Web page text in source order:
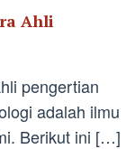
Ahli
pengertian
adalah ilmu
Berikut ini […]